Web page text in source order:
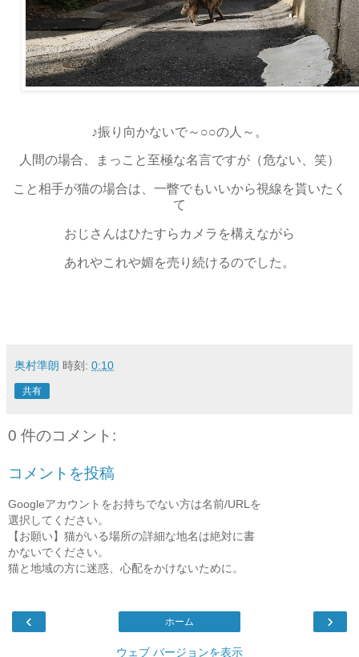
♪振り向かないで～○○の人～。
人間の場合、まっこと至極な名言ですが（危ない、笑）
こと相手が猫の場合は、一瞥でもいいから視線を貰いたく
て
おじさんはひたすらカメラを構えながら
あれやこれや媚を売り続けるのでした。
奥村準朗 時刻: 0:10
共有
0 件のコメント:
コメントを投稿
Googleアカウントをお持ちでない方は名前/URLを
選択してください。
【お願い】猫がいる場所の詳細な地名は絶対に書
かないでください。
猫と地域の方に迷惑、心配をかけないために。
‹ ›
ホーム
ウェブ バージョンを表示